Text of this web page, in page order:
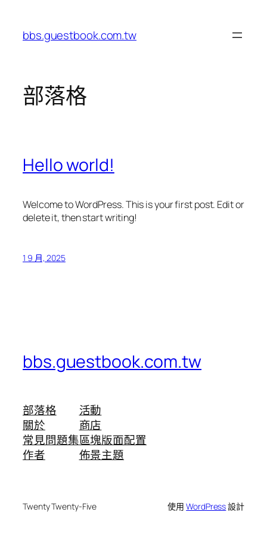
bbs.guestbook.com.tw
部落格
Hello world!
Welcome to WordPress. This is your first post. Edit or
delete it, then start writing!
1 9 月, 2025
bbs.guestbook.com.tw
部落格
關於
常見問題集
作者
活動
商店
區塊版面配置
佈景主題
Twenty Twenty-Five 使用WordPress設計